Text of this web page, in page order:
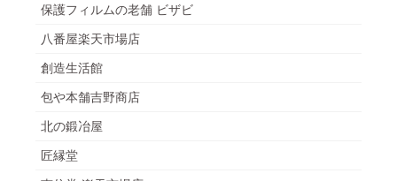
保護フィルムの老舗 ビザビ
八番屋楽天市場店
創造生活館
包や本舗吉野商店
北の鍛冶屋
匠縁堂